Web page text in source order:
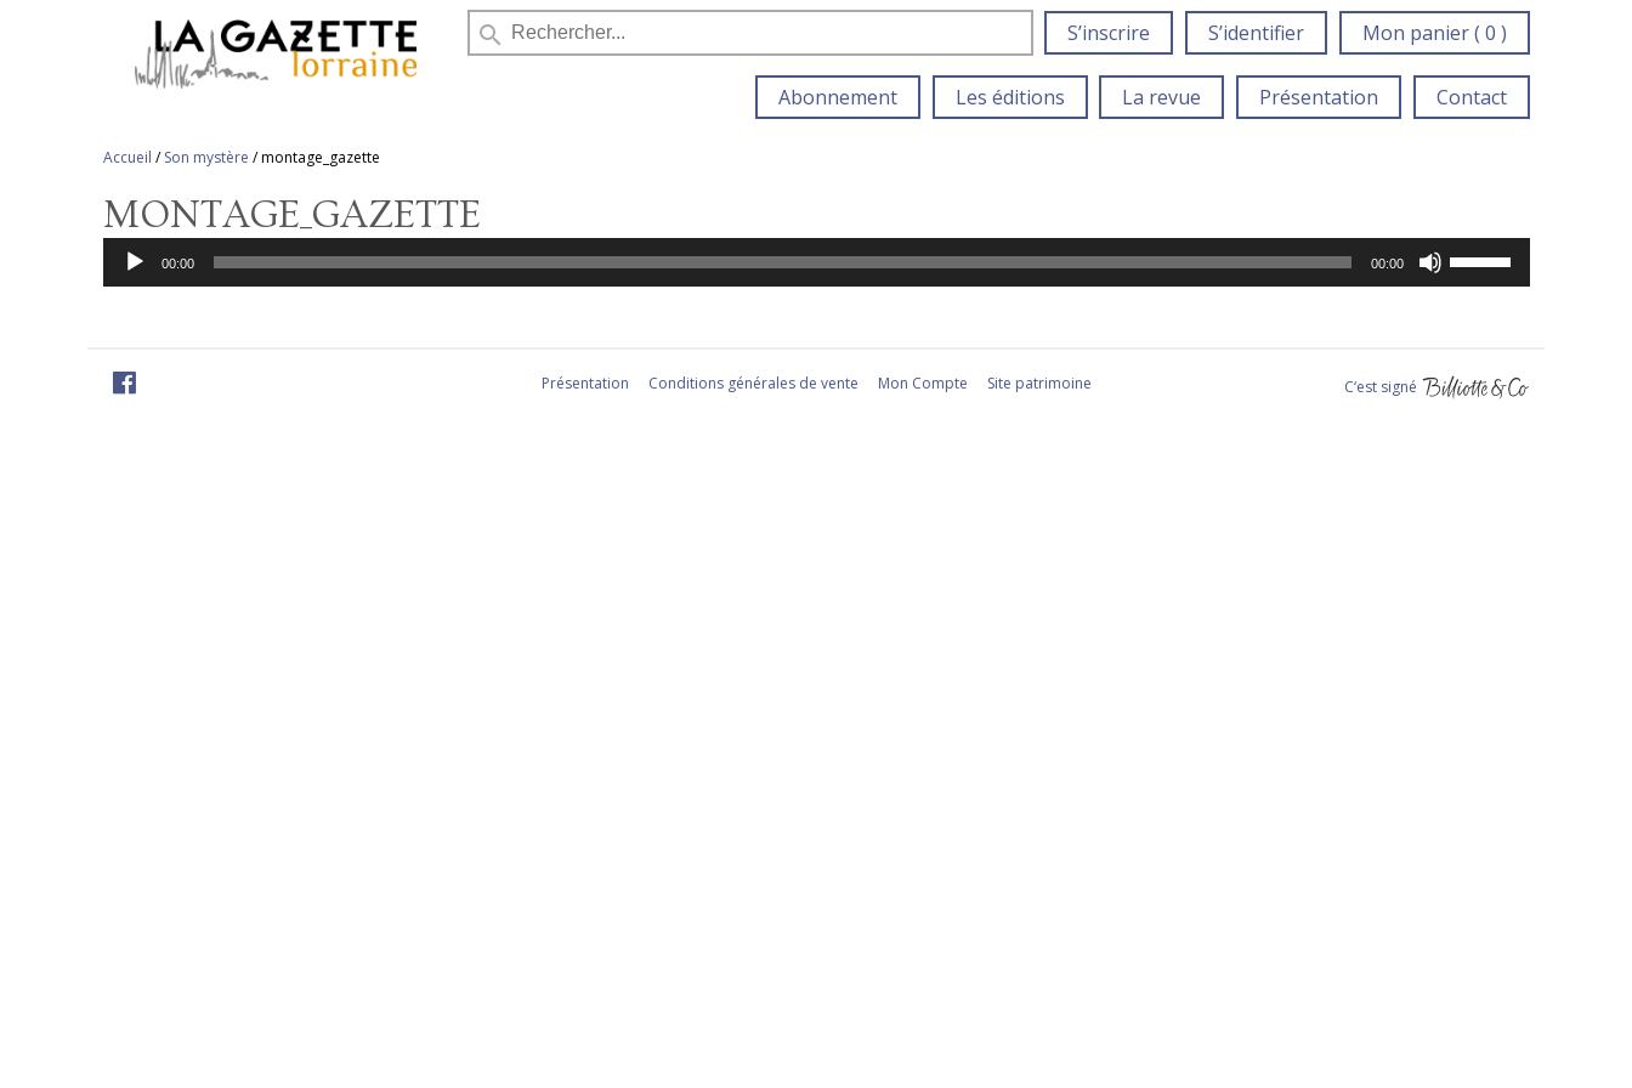
search S’inscrire S’identifier Mon panier ( 0 )
Abonnement Les éditions La revue Présentation Contact
Accueil /Son mystère /montage_gazette
MONTAGE_GAZETTE
Lecteur
audio 00:00 00:00
les
flèches
diminuer
le
Présentation Conditions générales de vente Mon Compte Site patrimoine C‘est signé